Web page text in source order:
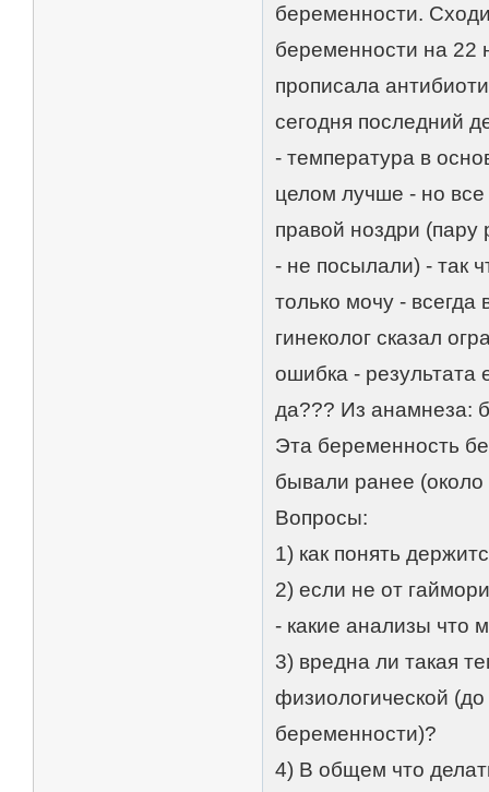
беременности.
беременности на 22
прописала
сегодня последний
- температура в
целом лучше - но
правой ноздри (пару
- не посылали) - так
только мочу - всегда
гинеколог сказал
ошибка - результата
да??? Из анамнеза:
Эта беременность
бывали ранее
Вопросы:
1) как понять
2) если не от
- какие анализы что
3) вредна ли такая
физиологической
беременности)?
4) В общем что